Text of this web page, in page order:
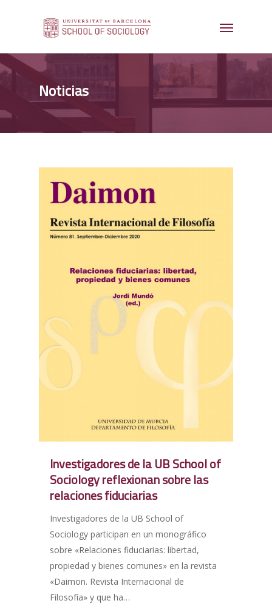
Noticias
Investigadores de la UB School of
Sociology reflexionan sobre las
relaciones fiduciarias
Investigadores de la UB School of
Sociology participan en un monográfico
sobre «Relaciones fiduciarias: libertad,
propiedad y bienes comunes» en la revista
«Daimon. Revista Internacional de
Filosofía» y que ha…